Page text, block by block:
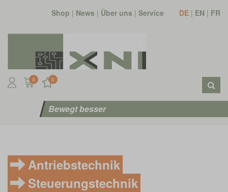
Shop | News | Über uns | Service DE | EN | FR
0 0
Bewegt besser
Antriebstechnik
Steuerungstechnik